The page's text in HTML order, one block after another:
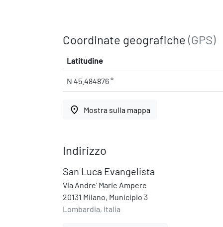
Coordinate geografiche (GPS)
Latitudine
N 45.484876 °
place Mostra sulla mappa
Indirizzo
San Luca Evangelista
Via Andre' Marie Ampere
20131 Milano, Municipio 3
Lombardia, Italia